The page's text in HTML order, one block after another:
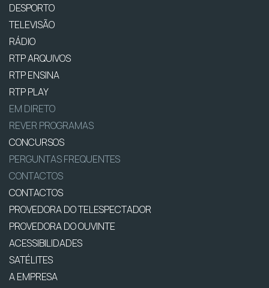
DESPORTO
TELEVISÃO
RÁDIO
RTP ARQUIVOS
RTP ENSINA
RTP PLAY
EM DIRETO
REVER PROGRAMAS
CONCURSOS
PERGUNTAS FREQUENTES
CONTACTOS
CONTACTOS
PROVEDORA DO TELESPECTADOR
PROVEDORA DO OUVINTE
ACESSIBILIDADES
SATÉLITES
A EMPRESA